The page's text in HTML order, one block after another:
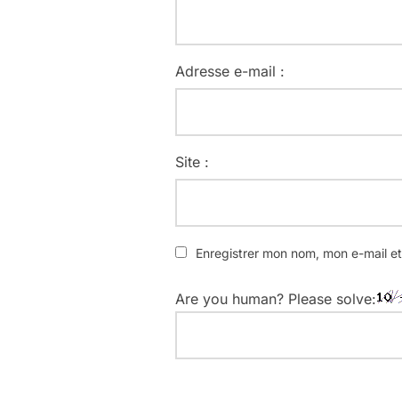
Adresse e-mail :
Site :
Enregistrer mon nom, mon e-mail
Are you human? Please solve: